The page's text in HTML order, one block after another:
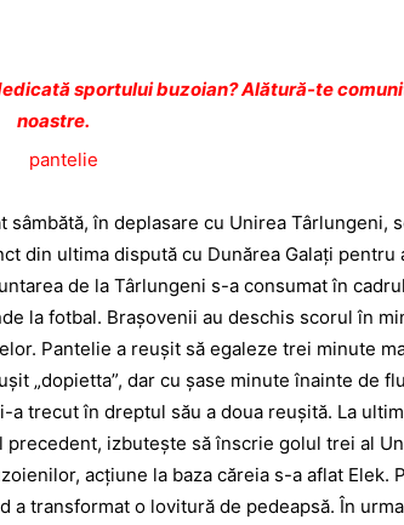
sportului buzoian? Alătură-te
noastre.
sâmbătă, în deplasare cu Unirea Târlungeni,
din ultima dispută cu Dunărea Galaţi pentru
de la Târlungeni s-a consumat în cadrul
la fotbal. Braşovenii au deschis scorul în
Pantelie a reuşit să egaleze trei minute
„dopietta”, dar cu şase minute înainte de
trecut în dreptul său a doua reuşită. La
izbuteşte să înscrie golul trei al
acţiune la baza căreia s-a aflat Elek.
a transformat o lovitură de pedeapsă. În